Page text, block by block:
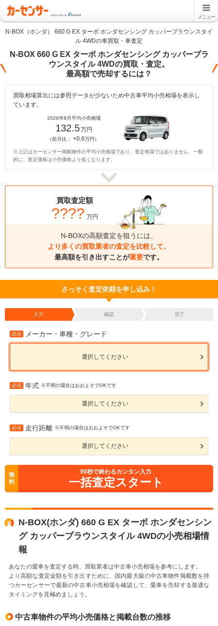
メニュー
N-BOX（ホンダ） 660 G EX ターボ ホンダセンシング カッパーブラウンスタイ
ル 4WDの車買取・車査定
N-BOX 660 G EX ターボ ホンダセンシング カッパーブラ
ウンスタイル 4WDの買取・査定。
最高額で売却するには？
買取相場算出には参照データが少ないため中古車平均小売相場を表示し
ています。
2026年8月平均小売相場
132.5万円
（前月比： +0.6万円）
※上記はカーセンサー掲載物件の平均小売相場であり、査定相場ではありません。一般
的に、査定価格は小売価格より低くなります。
買取査定額
???? 万円
N-BOXの高額査定を狙うには、
より多くの買取業者の査定を比較して、
最高額を引き出すことが重要です。
さっそく査定依頼を申し込み！
入力 確認 完了
必須 メーカー・車種・グレード
選択してください
必須 年式 ※不明の場合はおおよそでOKです
選択してください
必須 走行距離 ※不明の場合はおおよそでOKです
選択してください
無
料
90秒で終わるカンタン入力
一括査定スタート
N-BOX(ホンダ) 660 G EX ターボ ホンダセンシン
グ カッパーブラウンスタイル 4WDの小売相場情
報
あなたの愛車を査定する時、買取業者は中古車小売相場を参考にします。
より高額な査定金額を引き出すために、国内最大級の中古車物件掲載数を持
つカーセンサーで最新の中古車小売相場を確認して、愛車を売却する最適な
タイミングを見極めましょう。
中古車物件の平均小売価格と掲載台数の推移